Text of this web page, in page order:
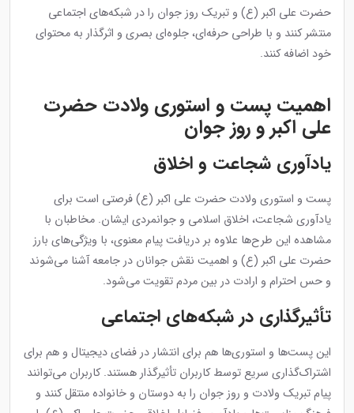
حضرت علی اکبر (ع) و تبریک روز جوان را در شبکه‌های اجتماعی
منتشر کنند و با طراحی حرفه‌ای، جلوه‌ای بصری و اثرگذار به محتوای
خود اضافه کنند.
اهمیت پست و استوری ولادت حضرت
علی اکبر و روز جوان
یادآوری شجاعت و اخلاق
پست و استوری ولادت حضرت علی اکبر (ع) فرصتی است برای
یادآوری شجاعت، اخلاق اسلامی و جوانمردی ایشان. مخاطبان با
مشاهده این طرح‌ها علاوه بر دریافت پیام معنوی، با ویژگی‌های بارز
حضرت علی اکبر (ع) و اهمیت نقش جوانان در جامعه آشنا می‌شوند
و حس احترام و ارادت در بین مردم تقویت می‌شود.
تأثیرگذاری در شبکه‌های اجتماعی
این پست‌ها و استوری‌ها هم برای انتشار در فضای دیجیتال و هم برای
اشتراک‌گذاری سریع توسط کاربران تأثیرگذار هستند. کاربران می‌توانند
پیام تبریک ولادت و روز جوان را به دوستان و خانواده منتقل کنند و